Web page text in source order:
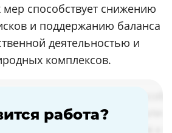
способствует снижению
и поддержанию баланса
деятельностью и
комплексов.
работа?